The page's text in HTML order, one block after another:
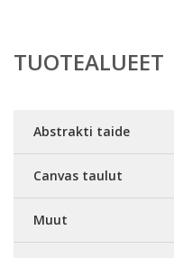
TUOTEALUEET
Abstrakti taide
Canvas taulut
Muut